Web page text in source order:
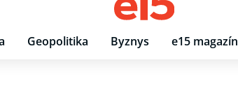
Geopolitika Byznys e15 magazín